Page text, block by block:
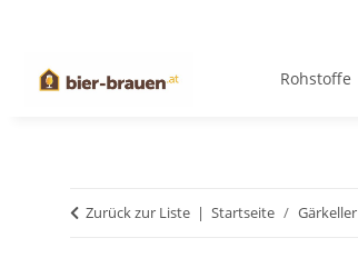
Rohstoffe
Zurück zur Liste Startseite Gärkeller